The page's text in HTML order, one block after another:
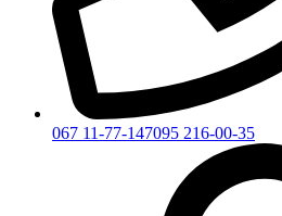
067 11-77-147095 216-00-35